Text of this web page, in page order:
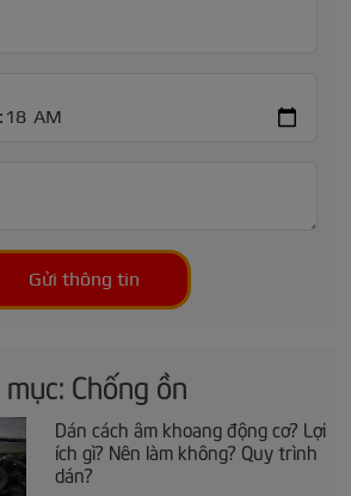
Gửi thông tin
Chống ồn
Dán cách âm khoang động cơ? Lợi
ích gì? Nên làm không? Quy trình
dán?